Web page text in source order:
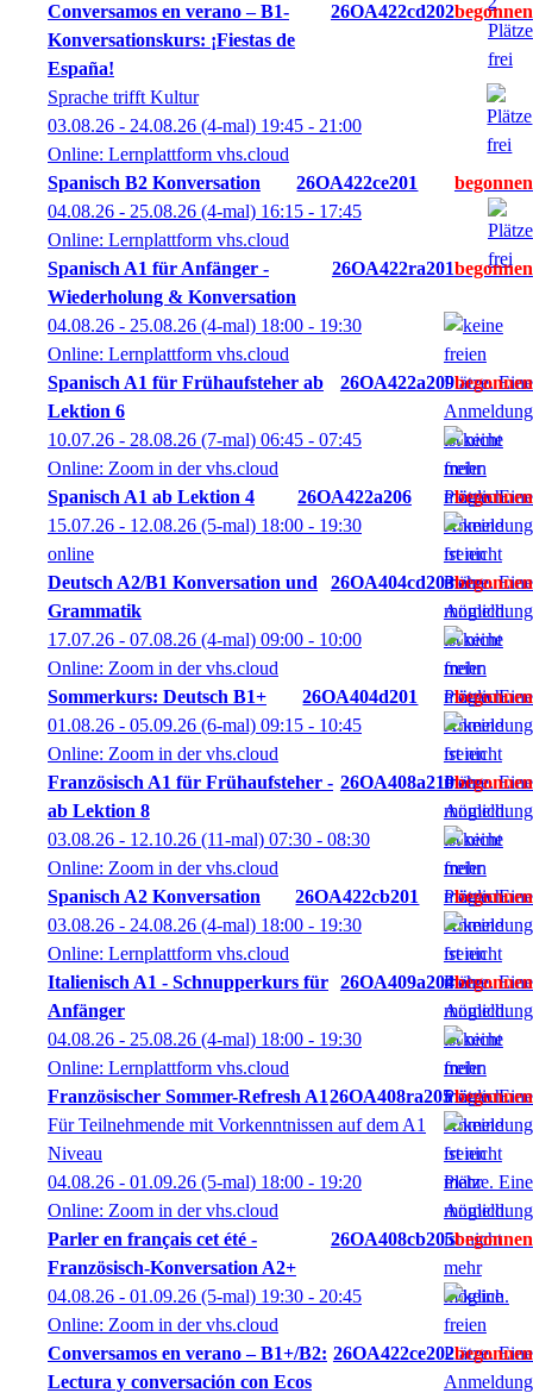
Spanisch A1 für Frühaufsteher ab
Lektion 6
26OA422a209
10.07.26 - 28.08.26 (7-mal) 06:45 - 07:45
Online: Zoom in der vhs.cloud
Spanisch A1 ab Lektion 4
26OA422a206
15.07.26 - 12.08.26 (5-mal) 18:00 - 19:30
online
Deutsch A2/B1 Konversation und
Grammatik
26OA404cd203
17.07.26 - 07.08.26 (4-mal) 09:00 - 10:00
Online: Zoom in der vhs.cloud
Sommerkurs: Deutsch B1+
26OA404d201
01.08.26 - 05.09.26 (6-mal) 09:15 - 10:45
Online: Zoom in der vhs.cloud
Französisch A1 für Frühaufsteher -
ab Lektion 8
26OA408a210
03.08.26 - 12.10.26 (11-mal) 07:30 - 08:30
Online: Zoom in der vhs.cloud
Spanisch A2 Konversation
26OA422cb201
03.08.26 - 24.08.26 (4-mal) 18:00 - 19:30
Online: Lernplattform vhs.cloud
Conversamos en verano – B1-
Konversationskurs: ¡Fiestas de
España!
26OA422cd202
Sprache trifft Kultur
03.08.26 - 24.08.26 (4-mal) 19:45 - 21:00
Online: Lernplattform vhs.cloud
Spanisch B2 Konversation
26OA422ce201
04.08.26 - 25.08.26 (4-mal) 16:15 - 17:45
Online: Lernplattform vhs.cloud
Italienisch A1 - Schnupperkurs für
Anfänger
26OA409a204
04.08.26 - 25.08.26 (4-mal) 18:00 - 19:30
Online: Lernplattform vhs.cloud
Spanisch A1 für Anfänger -
Wiederholung & Konversation
26OA422ra201
04.08.26 - 25.08.26 (4-mal) 18:00 - 19:30
Online: Lernplattform vhs.cloud
Französischer Sommer-Refresh A1 26OA408ra205
Für Teilnehmende mit Vorkenntnissen auf dem A1
Niveau
04.08.26 - 01.09.26 (5-mal) 18:00 - 19:20
Online: Zoom in der vhs.cloud
Parler en français cet été -
Französisch-Konversation A2+
26OA408cb205
04.08.26 - 01.09.26 (5-mal) 19:30 - 20:45
Online: Zoom in der vhs.cloud
Conversamos en verano – B1+/B2:
Lectura y conversación con Ecos
26OA422ce202